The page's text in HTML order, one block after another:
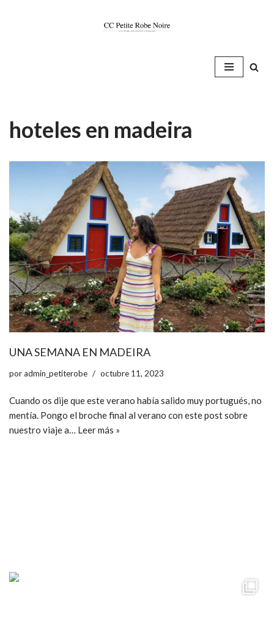
hoteles en madeira
UNA SEMANA EN MADEIRA
poradmin_petiterobe octubre 11, 2023
Cuando os dije que este verano había salido muy portugués, no
mentía. Pongo el broche final al verano con este post sobre
nuestro viaje a… Leer más »